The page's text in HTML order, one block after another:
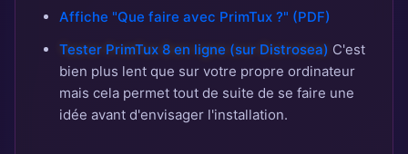
Affiche "Que faire avec PrimTux ?" (PDF)
Tester PrimTux 8 en ligne (sur Distrosea) C'est
bien plus lent que sur votre propre ordinateur
mais cela permet tout de suite de se faire une
idée avant d'envisager l'installation.